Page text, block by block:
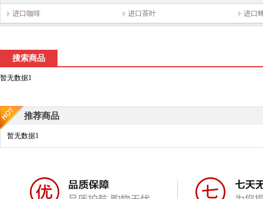
进口咖啡 进口茶叶 进口
搜索商品
暂无数据1
推荐商品
暂无数据1